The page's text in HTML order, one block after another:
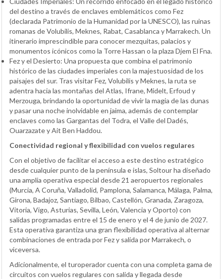
del destino a través de enclaves emblemáticos como Fez
(declarada Patrimonio de la Humanidad por la UNESCO), las ruinas
romanas de Volubilis, Meknes, Rabat, Casablanca y Marrakech. Un
itinerario imprescindible para conocer mezquitas, palacios y
monumentos icónicos como la Torre Hassan o la plaza Djem El Fna.
Fez y el Desierto: Una propuesta que combina el patrimonio
histórico de las ciudades imperiales con la majestuosidad de los
paisajes del sur. Tras visitar Fez, Volubilis y Meknes, la ruta se
adentra hacia las montañas del Atlas, Ifrane, Midelt, Erfoud y
Merzouga, brindando la oportunidad de vivir la magia de las dunas
y pasar una noche inolvidable en jaima, además de contemplar
enclaves como las Gargantas del Todra, el Valle del Dadés,
Ouarzazate y Ait Ben Haddou.
Conectividad regional y flexibilidad con vuelos regulares
Con el objetivo de facilitar el acceso a este destino estratégico
desde cualquier punto de la península e islas, Soltour ha diseñado
una amplia operativa especial desde 21 aeropuertos regionales
(Murcia, A Coruña, Valladolid, Pamplona, Salamanca, Málaga, Palma,
Girona, Badajoz, Santiago, Bilbao, Castellón, Granada, Zaragoza,
Vitoria, Vigo, Asturias, Sevilla, León, Valencia y Oporto) con
salidas programadas entre el 15 de enero y el 4 de junio de 2027.
Esta operativa garantiza una gran flexibilidad operativa al alternar
combinaciones de entrada por Fez y salida por Marrakech, o
viceversa.
Adicionalmente, el turoperador cuenta con una completa gama de
circuitos con vuelos regulares con salida y llegada desde